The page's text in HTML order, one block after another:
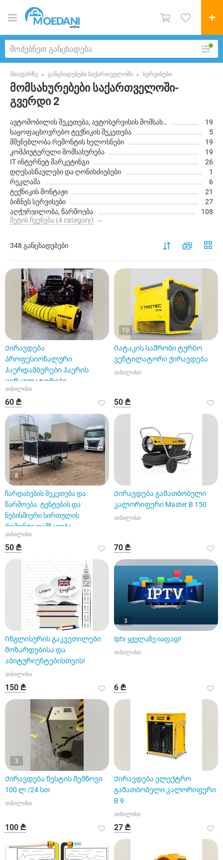
მთავარზე განცხადებები საქართველოში სერვისები
მომსახურებები საქართველოში-
გვერდი 2
ავტომობილის შეკეთება, ავტოსერვისის მომსახურება
19
საყოფაცხოვრებო ტექნიკის შეკეთება
5
მშენებლობა რემონტის ხელოსნები
19
კომპიუტერული მომსახურება
19
IT ინტერნეტ მარკეტინგი
26
დღესასწაულები და ღონისძიებები
1
რეკლამა
6
ტექნიკის მონტაჟი
21
ბიზნეს სერვისები
27
აღჭურვილობა, წარმოება
108
მეტის ჩვენება (4 category)
348 განცხადებები
Ქირავდება
პროფესიონალური
ჰაერდამბერები ჰაერის
ცირკულატორები
ვენტილატორი
თბილისი
60 ₾
10
Იატაკის საშრობი ტურბო
ვენტილატორი ქირავდება
თბილისი
50 ₾
8
ჩარდახების შეკეთება და
წარმოება. ტენტების და
ნებისმიერი სირთულის
რემონტი დამზადება
თბილისი
50 ₾
Ქირავდება გამათბობელი
კალორიფერი Master B 150
თბილისი
70 ₾
Ინგლისურის გაკვეთილები
მოზარდებისა და
აბიტურიენტებისთვის!
თბილისი
150 ₾
3
Iptv ყველაზე იაფად!
თბილისი
6 ₾
3
Ქირავდება ნესტის შემწოვი
100 ლ /24 სთ
თბილისი
100 ₾
Ქირავდება ელექტრო
გამათბობელი კალორიფერი
B 9
თბილისი
27 ₾